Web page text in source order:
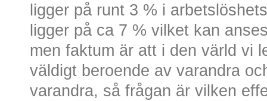
ligger på runt 3 % i
ligger på ca 7 % vilket kan
men faktum är att i den värld vi
väldigt beroende av varandra
varandra, så frågan är vilken